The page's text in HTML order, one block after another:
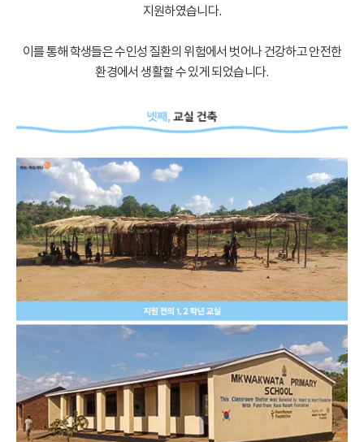
지원하였습니다.
이를 통해 학생들은 수인성 질환의 위험에서 벗어나 건강하고 안전한
환경에서 생활할 수 있게 되었습니다.